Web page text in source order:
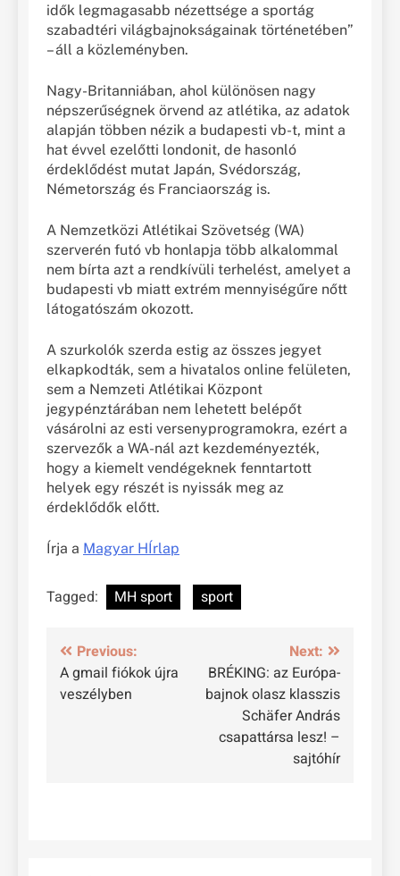
idők legmagasabb nézettsége a sportág
szabadtéri világbajnokságainak történetében”
– áll a közleményben.
Nagy-Britanniában, ahol különösen nagy
népszerűségnek örvend az atlétika, az adatok
alapján többen nézik a budapesti vb-t, mint a
hat évvel ezelőtti londonit, de hasonló
érdeklődést mutat Japán, Svédország,
Németország és Franciaország is.
A Nemzetközi Atlétikai Szövetség (WA)
szerverén futó vb honlapja több alkalommal
nem bírta azt a rendkívüli terhelést, amelyet a
budapesti vb miatt extrém mennyiségűre nőtt
látogatószám okozott.
A szurkolók szerda estig az összes jegyet
elkapkodták, sem a hivatalos online felületen,
sem a Nemzeti Atlétikai Központ
jegypénztárában nem lehetett belépőt
vásárolni az esti versenyprogramokra, ezért a
szervezők a WA-nál azt kezdeményezték,
hogy a kiemelt vendégeknek fenntartott
helyek egy részét is nyissák meg az
érdeklődők előtt.
Írja a Magyar HÍrlap
Tagged: MH sport sport
Bejegyzés
navigáció
Previous:
A gmail fiókok újra
veszélyben
Next:
BRÉKING: az Európa-
bajnok olasz klasszis
Schäfer András
csapattársa lesz! –
sajtóhír